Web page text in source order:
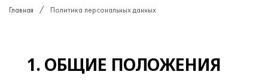
Главная Политика персональных данных
1. ОБЩИЕ ПОЛОЖЕНИЯ